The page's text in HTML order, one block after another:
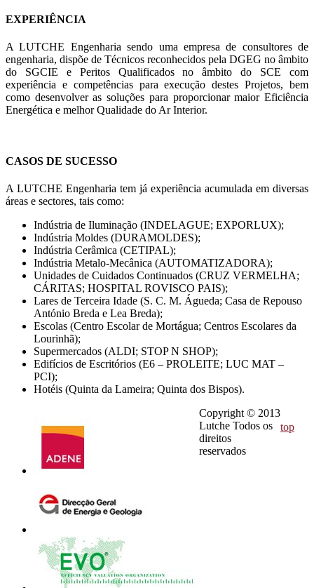
EXPERIÊNCIA
A LUTCHE Engenharia sendo uma empresa de consultores de
engenharia, dispõe de Técnicos reconhecidos pela DGEG no âmbito
do SGCIE e Peritos Qualificados no âmbito do SCE com
experiência e competências para execução destes Projetos, bem
como desenvolver as soluções para proporcionar maior Eficiência
Energética e melhor Qualidade do Ar Interior.
CASOS DE SUCESSO
A LUTCHE Engenharia tem já experiência acumulada em diversas
áreas e sectores, tais como:
Indústria de Iluminação (INDELAGUE; EXPORLUX);
Indústria Moldes (DURAMOLDES);
Indústria Cerâmica (CETIPAL);
Indústria Metalo-Mecânica (AUTOMATIZADORA);
Unidades de Cuidados Continuados (CRUZ VERMELHA;
CÁRITAS; HOSPITAL ROVISCO PAIS);
Lares de Terceira Idade (S. C. M. Águeda; Casa de Repouso
António Breda e Lea Breda);
Escolas (Centro Escolar de Mortágua; Centros Escolares da
Lourinhã);
Supermercados (ALDI; STOP N SHOP);
Edifícios de Escritórios (E6 – PROLEITE; LUC MAT –
PCI);
Hotéis (Quinta da Lameira; Quinta dos Bispos).
top
Copyright © 2013
Lutche Todos os
direitos
reservados